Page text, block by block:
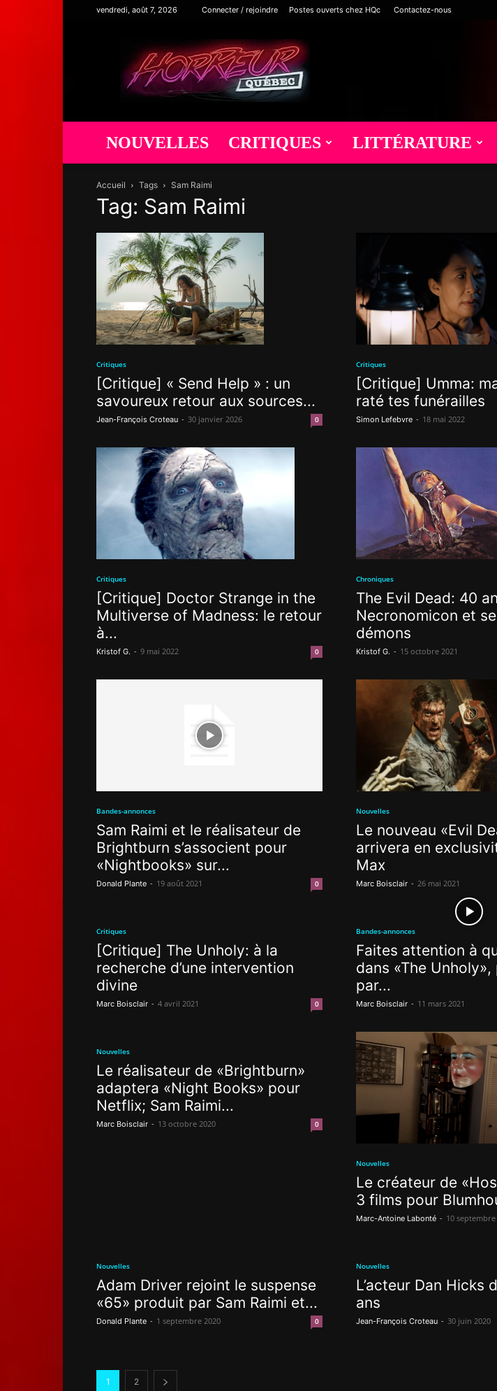
vendredi, août 7, 2026 Connecter / rejoindre Postes ouverts chez HQc Contactez-nous
Horreur
Québec
NOUVELLES CRITIQUES LITTÉRATURE
Accueil Tags Sam Raimi
Tag: Sam Raimi
Critiques
[Critique] « Send Help » : un
savoureux retour aux sources...
Jean-François Croteau - 30 janvier 2026 0
Critiques
[Critique] Umma:
raté tes funérailles
Simon Lefebvre - 18 mai 2022
Critiques
[Critique] Doctor Strange in the
Multiverse of Madness: le retour
à...
Kristof G. - 9 mai 2022 0
Chroniques
The Evil Dead: 40
Necronomicon et
démons
Kristof G. - 15 octobre 2021
Bandes-annonces
Sam Raimi et le réalisateur de
Brightburn s’associent pour
«Nightbooks» sur...
Donald Plante - 19 août 2021 0
Nouvelles
Le nouveau «Evil
arrivera en
Max
Marc Boisclair - 26 mai 2021
Critiques
[Critique] The Unholy: à la
recherche d’une intervention
divine
Marc Boisclair - 4 avril 2021 0
Bandes-annonces
Faites attention à
dans «The
par...
Marc Boisclair - 11 mars 2021
Nouvelles
Le réalisateur de «Brightburn»
adaptera «Night Books» pour
Netflix; Sam Raimi...
Marc Boisclair - 13 octobre 2020 0
Nouvelles
Le créateur de
3 films pour
Marc-Antoine Labonté - 10 septembre
Nouvelles
Adam Driver rejoint le suspense
«65» produit par Sam Raimi et...
Donald Plante - 1 septembre 2020 0
Nouvelles
L’acteur Dan Hicks
ans
Jean-François Croteau - 30 juin 2020
1 2